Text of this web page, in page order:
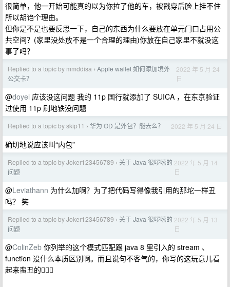
很简单，他一开始可能真的以为你拉了他的车，被戳穿后脸上挂不住
所以胡诌个理由。
但你是不是也要反思一下，自己的东西为什么要放在单元门口占用公
共空间？(家里没处放不是一个合理的理由)你放在自己家里不就没这
事了吗？
Replied to a topic by mmddisa › Apple wallet 如何添加境外
公交卡？
2022 年 5 月 24
日
@doyel 应该没这问题 我的 11p 国行就添加了 SUICA ，在东京验证
过使用 11p 刷地铁没问题
Replied to a topic by skip11 › 华为 OD 是外包？能去么？ 2022 年 5 月 24 日
确切地说应该叫“内包”
Replied to a topic by Joker123456789 › 关于 Java 很啰嗦的
问题
2022 年 5 月 14
日
@Leviathann 为什么加啊？为了把代码写得像我引用的那坨一样丑
吗？ 笑
Replied to a topic by Joker123456789 › 关于 Java 很啰嗦的
问题
2022 年 5 月 13
日
@ColinZeb 你列举的这个模式匹配跟 java 8 里引入的 stream 、
function 没什么本质区别啊。而且说句不客气的，你写的这玩意儿看
起来蛮丑的🤷🏻‍♀️